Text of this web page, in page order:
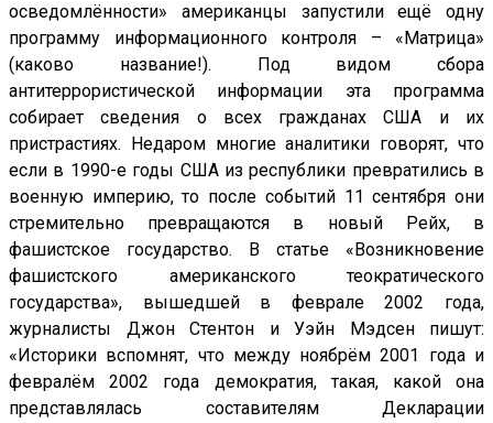
осведомлённости» американцы запустили ещё одну
программу информационного контроля – «Матрица»
(каково название!). Под видом сбора
антитеррористической информации эта программа
собирает сведения о всех гражданах США и их
пристрастиях. Недаром многие аналитики говорят, что
если в 1990-е годы США из республики превратились в
военную империю, то после событий 11 сентября они
стремительно превращаются в новый Рейх, в
фашистское государство. В статье «Возникновение
фашистского американского теократического
государства», вышедшей в феврале 2002 года,
журналисты Джон Стентон и Уэйн Мэдсен пишут:
«Историки вспомнят, что между ноябрём 2001 года и
февралём 2002 года демократия, такая, какой она
представлялась составителям Декларации